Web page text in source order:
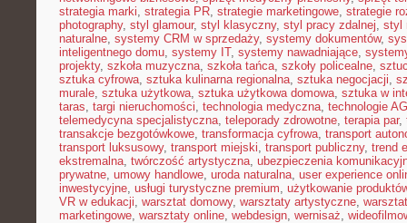
strategia marki, strategia PR, strategie marketingowe, strategie
photography, styl glamour, styl klasyczny, styl pracy zdalnej, styl
naturalne, systemy CRM w sprzedaży, systemy dokumentów,
inteligentnego domu, systemy IT, systemy nawadniające,
projekty, szkoła muzyczna, szkoła tańca, szkoły policealne,
sztuka cyfrowa, sztuka kulinarna regionalna, sztuka negocjacji,
murale, sztuka użytkowa, sztuka użytkowa domowa, sztuka w
taras, targi nieruchomości, technologia medyczna, technologie
telemedycyna specjalistyczna, teleporady zdrowotne, terapia par,
transakcje bezgotówkowe, transformacja cyfrowa, transport
transport luksusowy, transport miejski, transport publiczny, trend
ekstremalna, twórczość artystyczna, ubezpieczenia
prywatne, umowy handlowe, uroda naturalna, user experience
inwestycyjne, usługi turystyczne premium, użytkowanie
VR w edukacji, warsztat domowy, warsztaty artystyczne,
marketingowe, warsztaty online, webdesign, wernisaż,